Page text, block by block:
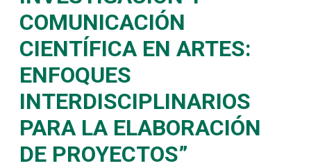
COMUNICACIÓN
CIENTÍFICA EN ARTES:
ENFOQUES
INTERDISCIPLINARIOS
PARA LA ELABORACIÓN
DE PROYECTOS”